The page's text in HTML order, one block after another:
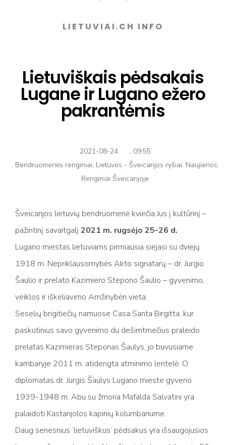
LIETUVIAI.CH INFO
Lietuviškais pėdsakais
Lugane ir Lugano ežero
pakrantėmis
2021-08-24 , 09:55
, Bendruomenės renginiai, Lietuvos - Šveicarijos ryšiai, Naujienos,
Renginiai Šveicarijoje
Šveicarijos lietuvių bendruomenė kviečia Jus į kultūrinį –
pažintinį savaitgalį 2021 m. rugsėjo 25-26 d.
Lugano miestas lietuviams pirmiausia siejasi su dviejų
1918 m. Nepriklausomybės Akto signatarų – dr. Jurgio
Šaulio ir prelato Kazimiero Stepono Šaulio – gyvenimo,
veiklos ir iškeliavimo Amžinybėn vieta.
Seselių brigitiečių namuose Casa Santa Birgitta, kur
paskutinius savo gyvenimo du dešimtmečius praleido
prelatas Kazimieras Steponas Šaulys, jo buvusiame
kambaryje 2011 m. atidengta atminimo lentelė. O
diplomatas dr. Jurgis Šaulys Lugano mieste gyveno
1939-1948 m. Abu su žmona Mafalda Salvatini yra
palaidoti Kastanjolos kapinių kolumbariume.
Daug senesnius ‘lietuviškus’ pėdsakus yra išsaugojusios